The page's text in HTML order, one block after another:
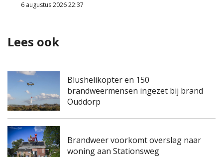
6 augustus 2026 22:37
Lees ook
Blushelikopter en 150
brandweermensen ingezet bij brand
Ouddorp
Brandweer voorkomt overslag naar
woning aan Stationsweg